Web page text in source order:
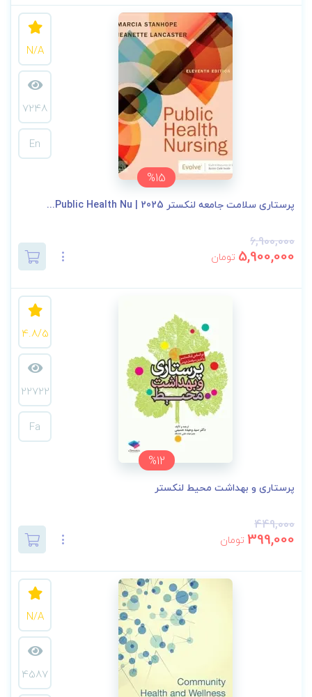
%15
N/A
7248
En
پرستاری سلامت جامعه لنکستر 2025 | Public Health Nu...
6,900,000
5,900,000 تومان
%12
4.8/5
22722
Fa
پرستاری و بهداشت محیط لنکستر
449,000
399,000 تومان
N/A
4587